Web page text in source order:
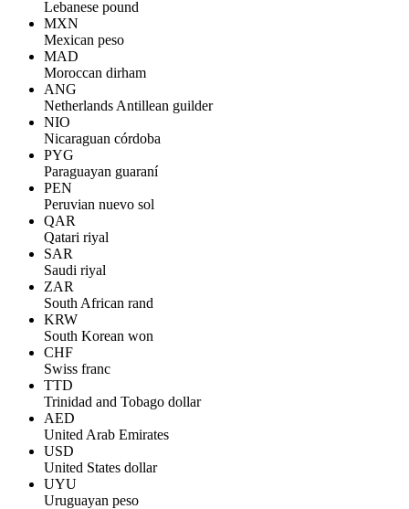
Lebanese pound
MXN
Mexican peso
MAD
Moroccan dirham
ANG
Netherlands Antillean guilder
NIO
Nicaraguan córdoba
PYG
Paraguayan guaraní
PEN
Peruvian nuevo sol
QAR
Qatari riyal
SAR
Saudi riyal
ZAR
South African rand
KRW
South Korean won
CHF
Swiss franc
TTD
Trinidad and Tobago dollar
AED
United Arab Emirates
USD
United States dollar
UYU
Uruguayan peso